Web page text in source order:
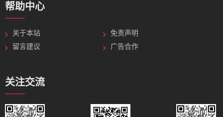
帮助中心
关于本站
免责声明
留言建议
广告合作
关注交流